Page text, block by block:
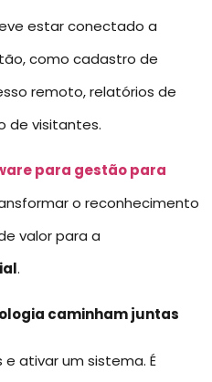
estar conectado a
como cadastro de
remoto, relatórios de
de visitantes.
para gestão para
o reconhecimento
valor para a
.
caminham juntas
ativar um sistema. É